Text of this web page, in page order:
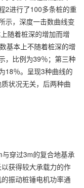
2进行了100多条桩的重
示，深度一击数曲线变
随着桩深的增加而增
基本上不随着桩深的增
，比例为39％；第三种
18％。呈现3种曲线的
状况无关，后两种曲
穿过3m的复合地基承
获得较大承载力的作
振动桩锤电机功率通